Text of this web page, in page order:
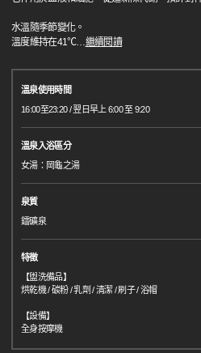
水溫隨季節變化。
溫度維持在41℃…繼續閱讀
溫泉使用時間
16:00至23:20 / 翌日早上 6:00 至 9:20
溫泉入浴區分
女湯：岡龜之湯
泉質
鐳礦泉
特徵
【盥洗備品】
烘乾機 / 碳粉 / 乳劑 / 清潔 / 刷子 / 浴帽
【設備】
全身按摩機